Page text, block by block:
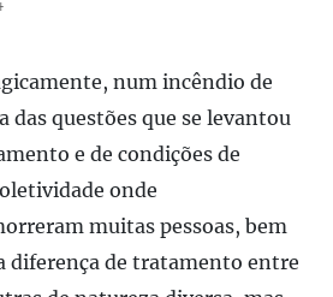
num incêndio de
das questões que se levantou
e de condições de
onde
muitas pessoas, bem
diferença de tratamento entre